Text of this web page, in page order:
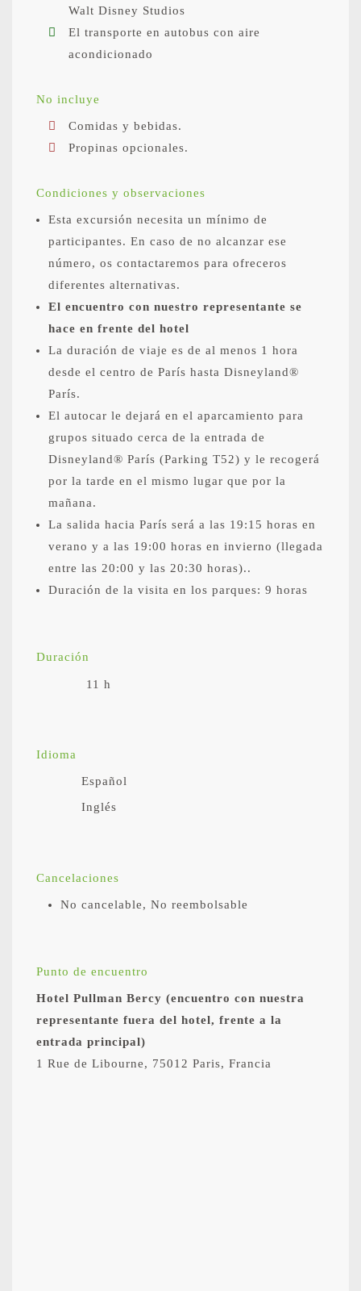
Walt Disney Studios
El transporte en autobus con aire
acondicionado
No incluye
Comidas y bebidas.
Propinas opcionales.
Condiciones y observaciones
Esta excursión necesita un mínimo de
participantes. En caso de no alcanzar ese
número, os contactaremos para ofreceros
diferentes alternativas.
El encuentro con nuestro representante se
hace en frente del hotel
La duración de viaje es de al menos 1 hora
desde el centro de París hasta Disneyland®
París.
El autocar le dejará en el aparcamiento para
grupos situado cerca de la entrada de
Disneyland® París (Parking T52) y le recogerá
por la tarde en el mismo lugar que por la
mañana.
La salida hacia París será a las 19:15 horas en
verano y a las 19:00 horas en invierno (llegada
entre las 20:00 y las 20:30 horas)..
Duración de la visita en los parques: 9 horas
Duración
11 h
Idioma
Español
Inglés
Cancelaciones
No cancelable, No reembolsable
Punto de encuentro
Hotel Pullman Bercy (encuentro con nuestra
representante fuera del hotel, frente a la
entrada principal)
1 Rue de Libourne, 75012 Paris, Francia